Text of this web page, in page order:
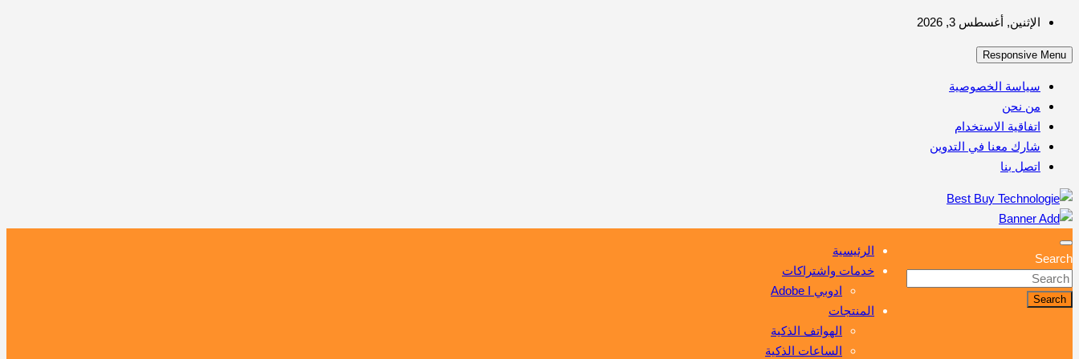
Skip
content
الإثنين, أغسطس 3, 2026
Responsive Menu
سياسة الخصوصية
من نحن
اتفاقية الاستخدام
شارك معنا في التدوين
اتصل بنا
Best Buy Technologie
أهم مبيعات عالم التكنولوجيا
Search
Search
الرئيسية
خدمات واشتراكات
ادوبي Adobe I
المنتجات
الهواتف الذكية
الساعات الذكية